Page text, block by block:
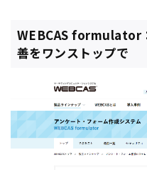
WEBCAS formulator
善をワンストップで